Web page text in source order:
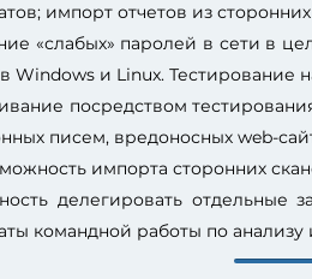
импорт отчетов из
«слабых» паролей в сети в
Windows и Linux. Тестирование
посредством
писем, вредоносных web-
импорта сторонних
делегировать отдельные
командной работы по